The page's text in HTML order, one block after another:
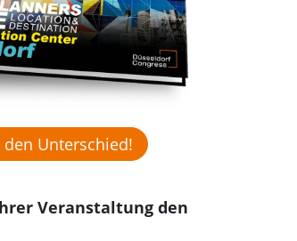
den Unterschied!
Veranstaltung den